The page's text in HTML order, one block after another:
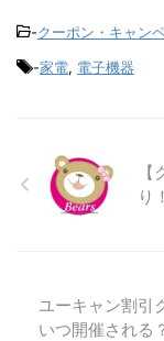
-クーポン・キャン
-家電, 電子機器
り
ユーキャン割引
いつ開催される